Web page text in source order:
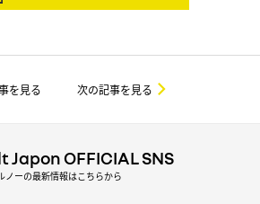
を見る 次の記事を見る
Japon OFFICIAL SNS
ノーの最新情報はこちらから